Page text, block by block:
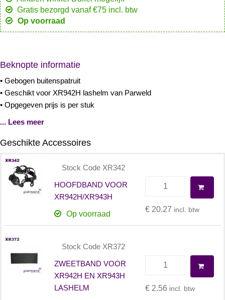
Gratis bezorgd vanaf €75 incl. btw
Op voorraad
Beknopte informatie
• Gebogen buitenspatruit
• Geschikt voor XR942H lashelm van Parweld
• Opgegeven prijs is per stuk
... Lees meer
Geschikte Accessoires
Stock Code XR342
HOOFDBAND VOOR
XR942H/XR943H
Op voorraad
€ 20.27 incl. btw
Stock Code XR372
ZWEETBAND VOOR
XR942H EN XR943H
LASHELM
€ 2.56 incl. btw